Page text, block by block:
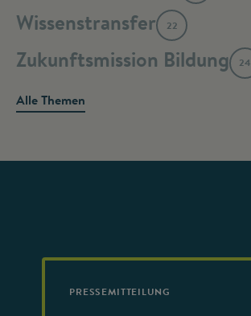
Wissenstransfer 22
Zukunftsmission Bildung 24
Alle Themen
PRESSEMITTEILUNG